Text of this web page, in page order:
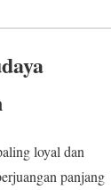
loyal dan
panjang